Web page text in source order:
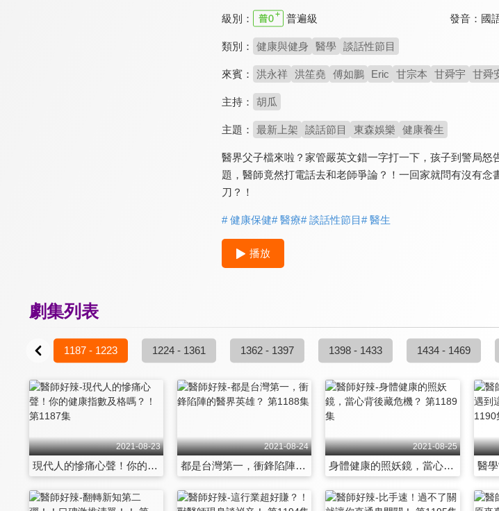
級別： 普遍級 發音： 國
類別： 健康與健身 醫學 談話性節目
來賓： 洪永祥 洪笙堯 傅如鵬 Eric 甘宗本 甘舜宇 甘舜
主持： 胡瓜
主題： 最新上架 談話節目 東森娛樂 健康養生
醫界父子檔來啦？家管嚴英文錯一字打一下，孩子到警局
題，醫師竟然打電話去和老師爭論？！一回家就問有沒有
刀？！
# 健康保健# 醫療# 談話性節目# 醫生
播放
劇集列表
1187 - 1223 1224 - 1361 1362 - 1397 1398 - 1433 1434 - 1469
2021-08-23
現代人的慘痛心聲！你的健康指數及格嗎？！ 第1187集
2021-08-24
都是台灣第一，衝鋒陷陣的醫界英雄？ 第1188集
2021-08-25
身體健康的照妖鏡，當心背後藏危機？ 第1189集